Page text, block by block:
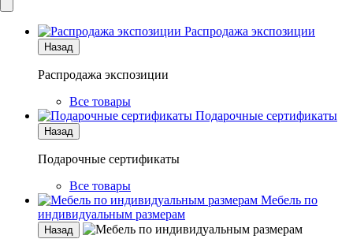
Распродажа экспозиции
Назад
Распродажа экспозиции
Все товары
Подарочные сертификаты
Назад
Подарочные сертификаты
Все товары
Мебель по
индивидуальным размерам
Назад